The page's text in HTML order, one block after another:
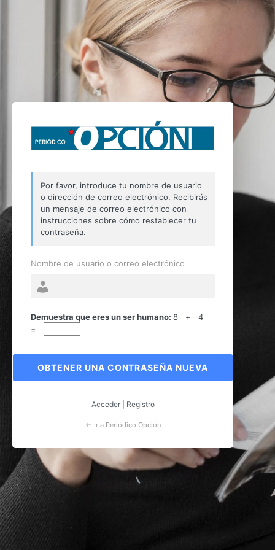
Contraseña
Por favor, introduce tu nombre de usuario
o dirección de correo electrónico. Recibirás
un mensaje de correo electrónico con
instrucciones sobre cómo restablecer tu
contraseña.
Nombre de usuario o correo electrónico
Demuestra que eres un ser humano: 8 + 4
=
Acceder| Registro
← Ir a Periódico Opción